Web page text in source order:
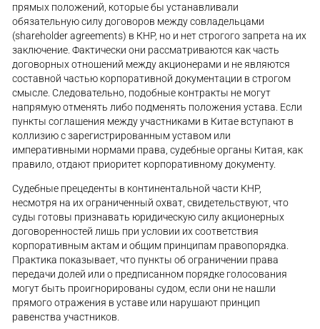
прямых положений, которые бы устанавливали
обязательную силу договоров между совладельцами
(shareholder agreements) в КНР, но и нет строгого запрета на их
заключение. Фактически они рассматриваются как часть
договорных отношений между акционерами и не являются
составной частью корпоративной документации в строгом
смысле. Следовательно, подобные контракты не могут
напрямую отменять либо подменять положения устава. Если
пункты соглашения между участниками в Китае вступают в
коллизию с зарегистрированным уставом или
императивными нормами права, судебные органы Китая, как
правило, отдают приоритет корпоративному документу.
Судебные прецеденты в континентальной части КНР,
несмотря на их ограниченный охват, свидетельствуют, что
суды готовы признавать юридическую силу акционерных
договоренностей лишь при условии их соответствия
корпоративным актам и общим принципам правопорядка.
Практика показывает, что пункты об ограничении права
передачи долей или о предписанном порядке голосования
могут быть проигнорированы судом, если они не нашли
прямого отражения в уставе или нарушают принцип
равенства участников.